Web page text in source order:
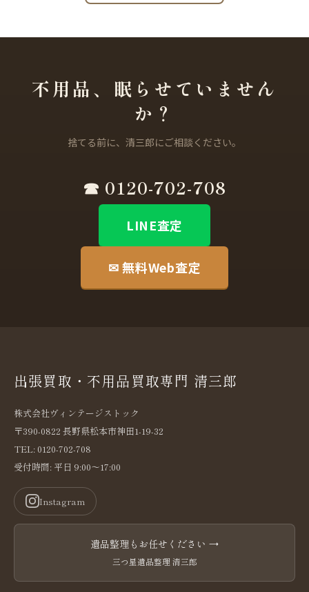
不用品、眠らせていません
か？
捨てる前に、清三郎にご相談ください。
☎ 0120-702-708
LINE査定
✉ 無料Web査定
出張買取・不用品買取専門 清三郎
株式会社ヴィンテージストック
〒390-0822 長野県松本市神田1-19-32
TEL: 0120-702-708
受付時間: 平日 9:00〜17:00
Instagram
遺品整理もお任せください →
三つ星遺品整理 清三郎